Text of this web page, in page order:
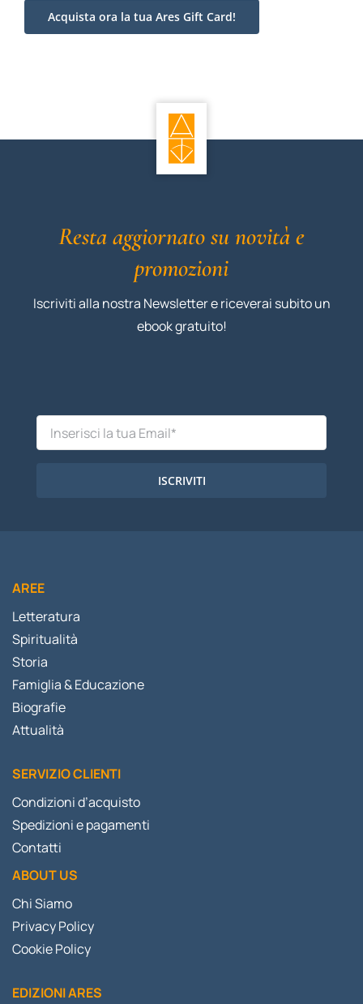
Acquista ora la tua Ares Gift Card!
Resta aggiornato su novità e
promozioni
Iscriviti alla nostra Newsletter e riceverai subito un
ebook gratuito!
ISCRIVITI
AREE
Letteratura
Spiritualità
Storia
Famiglia & Educazione
Biografie
Attualità
SERVIZIO CLIENTI
Condizioni d’acquisto
Spedizioni e pagamenti
Contatti
ABOUT US
Chi Siamo
Privacy Policy
Cookie Policy
EDIZIONI ARES